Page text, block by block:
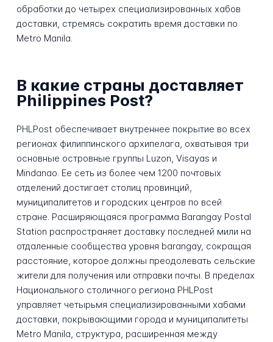
обработки до четырех специализированных хабов
доставки, стремясь сократить время доставки по
Metro Manila.
В какие страны доставляет
Philippines Post?
PHLPost обеспечивает внутреннее покрытие во всех
регионах филиппинского архипелага, охватывая три
основные островные группы Luzon, Visayas и
Mindanao. Ее сеть из более чем 1200 почтовых
отделений достигает столиц провинций,
муниципалитетов и городских центров по всей
стране. Расширяющаяся программа Barangay Postal
Station распространяет доставку последней мили на
отдаленные сообщества уровня barangay, сокращая
расстояние, которое должны преодолевать сельские
жители для получения или отправки почты. В пределах
Национального столичного региона PHLPost
управляет четырьмя специализированными хабами
доставки, покрывающими города и муниципалитеты
Metro Manila, структура, расширенная между